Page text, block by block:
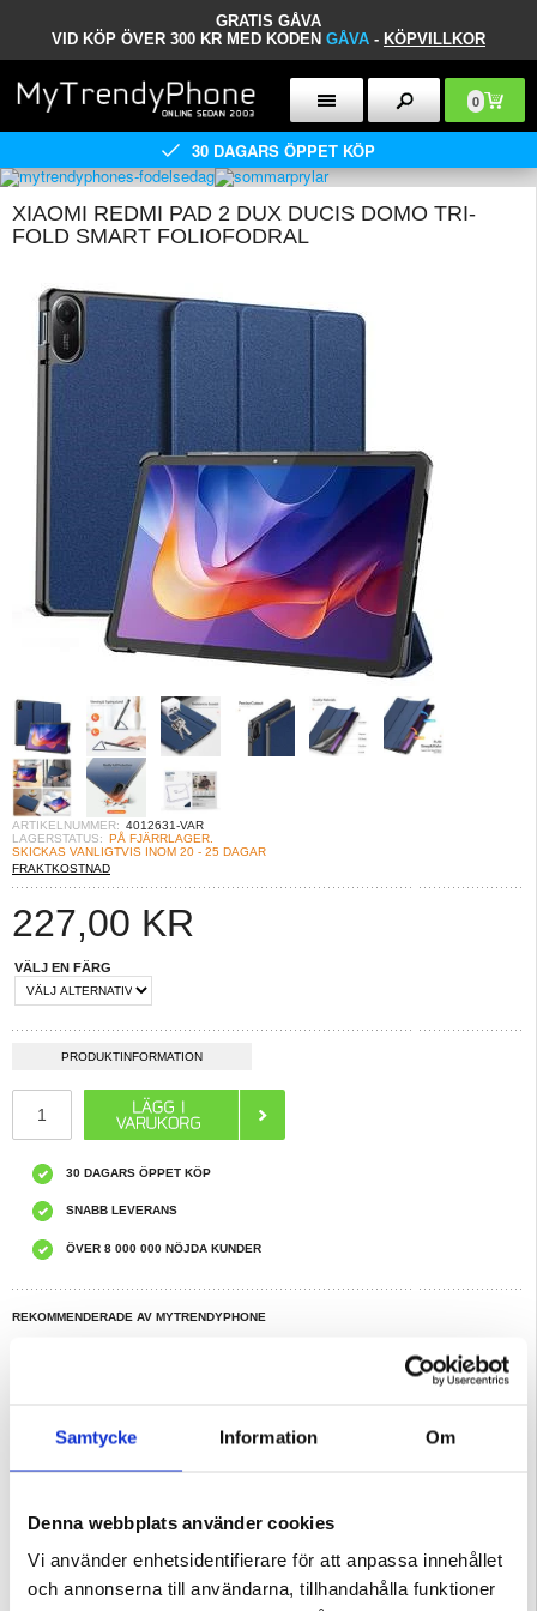
Samtycke Information Om
Denna webbplats använder cookies
Vi använder enhetsidentifierare för att anpassa innehållet
och annonserna till användarna, tillhandahålla funktioner
GRATIS GÅVA
VID KÖP ÖVER 300 KR MED KODEN GÅVA - KÖPVILLKOR
0
30 DAGARS ÖPPET KÖP
XIAOMI REDMI PAD 2 DUX DUCIS DOMO TRI-
FOLD SMART FOLIOFODRAL
ARTIKELNUMMER: 4012631-VAR
LAGERSTATUS: PÅ FJÄRRLAGER.
SKICKAS VANLIGTVIS INOM 20 - 25 DAGAR
FRAKTKOSTNAD
227,00 KR
VÄLJ EN FÄRG
PRODUKTINFORMATION
30 DAGARS ÖPPET KÖP
SNABB LEVERANS
ÖVER 8 000 000 NÖJDA KUNDER
REKOMMENDERADE AV MYTRENDYPHONE
LIVE CHAT
Beskrivning
foliofodral.
Detta tillbehör håller enheten skyddad mot stötar och repor, samt expanderar
dess funktionalitet. Framluckan fungerar också som ett stativ med tre lägen för
enkel skrift och handsfree videovisning.